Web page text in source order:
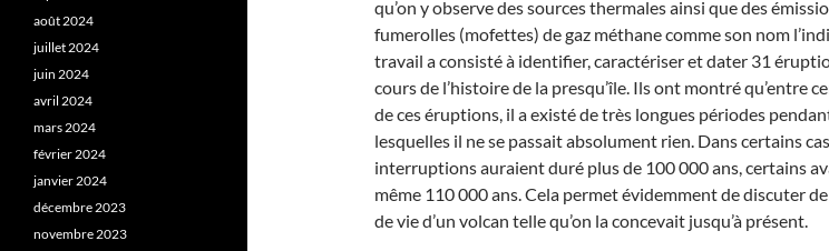
qu’on y observe des sources thermales ainsi que des
fumerolles (mofettes) de gaz méthane comme son nom
travail a consisté à identifier, caractériser et dater 31
cours de l’histoire de la presqu’île. Ils ont montré qu’entre
de ces éruptions, il a existé de très longues périodes
lesquelles il ne se passait absolument rien. Dans certains
interruptions auraient duré plus de 100 000 ans, certains
même 110 000 ans. Cela permet évidemment de discuter
de vie d’un volcan telle qu’on la concevait jusqu’à présent.
août 2024
juillet 2024
juin 2024
avril 2024
mars 2024
février 2024
janvier 2024
décembre 2023
novembre 2023